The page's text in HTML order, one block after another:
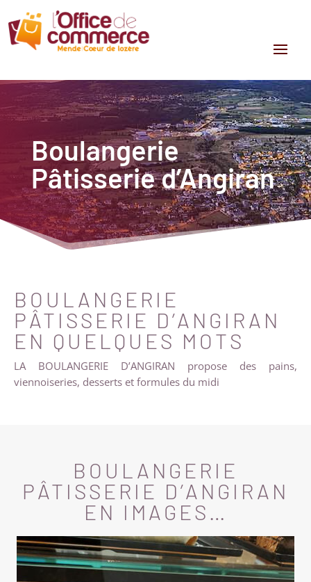
Boulangerie
Pâtisserie d’Angiran
BOULANGERIE
PÂTISSERIE D’ANGIRAN
EN QUELQUES MOTS
LA BOULANGERIE D’ANGIRAN propose des pains,
viennoiseries, desserts et formules du midi
BOULANGERIE
PÂTISSERIE D’ANGIRAN
EN IMAGES…